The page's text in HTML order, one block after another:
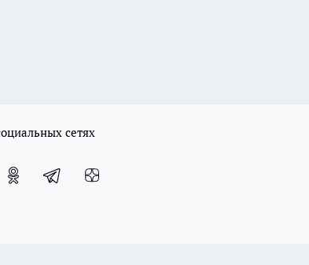
сетях